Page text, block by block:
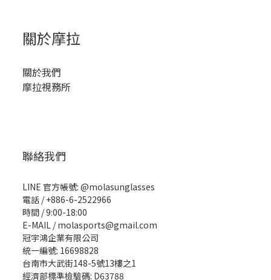
關於摩拉
關於我們
摩拉視務所
聯絡我們
LINE 官方帳號: @molasunglasses
電話 / +886-6-2522966
時間 / 9:00-18:00
E-MAIL / molasports@gmail.com
冠宇鴻企業有限公司
統一編號: 16698828
台南市大武街148-5號13樓之1
經濟部標準檢驗碼: D63788